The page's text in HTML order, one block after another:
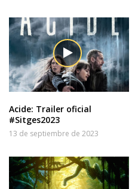
Acide: Trailer oficial
#Sitges2023
13 de septiembre de 2023